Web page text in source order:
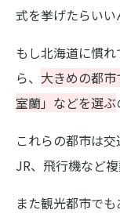
式を挙げたらい
もし北海道に慣
ら、 大きめの都
室蘭」などを選ぶ
これらの都市は
JR、飛行機など
また観光都市で